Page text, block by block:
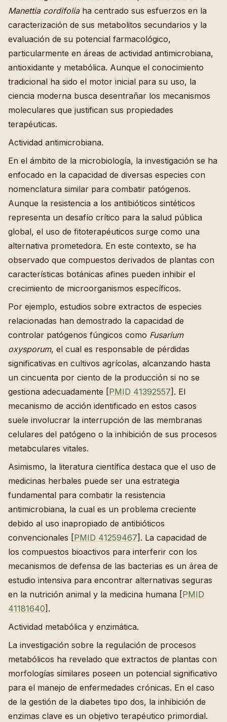
Manettia cordifoliaha centrado sus esfuerzos en la
caracterización de sus metabolitos secundarios y la
evaluación de su potencial farmacológico,
particularmente en áreas de actividad antimicrobiana,
antioxidante y metabólica. Aunque el conocimiento
tradicional ha sido el motor inicial para su uso, la
ciencia moderna busca desentrañar los mecanismos
moleculares que justifican sus propiedades
terapéuticas.
Actividad antimicrobiana.
En el ámbito de la microbiología, la investigación se ha
enfocado en la capacidad de diversas especies con
nomenclatura similar para combatir patógenos.
Aunque la resistencia a los antibióticos sintéticos
representa un desafío crítico para la salud pública
global, el uso de fitoterapéuticos surge como una
alternativa prometedora. En este contexto, se ha
observado que compuestos derivados de plantas con
características botánicas afines pueden inhibir el
crecimiento de microorganismos específicos.
Por ejemplo, estudios sobre extractos de especies
relacionadas han demostrado la capacidad de
controlar patógenos fúngicos como Fusarium
oxysporum, el cual es responsable de pérdidas
significativas en cultivos agrícolas, alcanzando hasta
un cincuenta por ciento de la producción si no se
gestiona adecuadamente [PMID 41392557]. El
mecanismo de acción identificado en estos casos
suele involucrar la interrupción de las membranas
celulares del patógeno o la inhibición de sus procesos
metabculares vitales.
Asimismo, la literatura científica destaca que el uso de
medicinas herbales puede ser una estrategia
fundamental para combatir la resistencia
antimicrobiana, la cual es un problema creciente
debido al uso inapropiado de antibióticos
convencionales [PMID 41259467]. La capacidad de
los compuestos bioactivos para interferir con los
mecanismos de defensa de las bacterias es un área de
estudio intensiva para encontrar alternativas seguras
en la nutrición animal y la medicina humana [PMID
41181640].
Actividad metabólica y enzimática.
La investigación sobre la regulación de procesos
metabólicos ha revelado que extractos de plantas con
morfologías similares poseen un potencial significativo
para el manejo de enfermedades crónicas. En el caso
de la gestión de la diabetes tipo dos, la inhibición de
enzimas clave es un objetivo terapéutico primordial.